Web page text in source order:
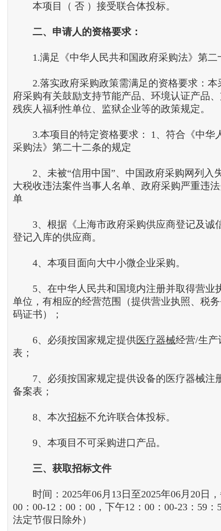
本项目（ 否 ）接受联合体投标。
二、 申请人的资格要求 ：
1.满足《中华人民共和国政府采购法》第二
2.落实政府采购政策需满足的资格要求：本
府采购有关鼓励支持节能产品、环境认证产品
残疾人福利性单位、监狱企业等的政策规定。
3.本项目的特定资格要求： 1、符合《中华
采购法》第二十二条的规定
2、未被“信用中国”、中国政府采购网列入
大税收违法案件当事人名单、政府采购严重违
单
3、根据《上海市政府采购供应商登记及诚
登记入库的供应商。
4、本项目面向大中小微企业采购。
5、在中华人民共和国境内注册并取得营业
单位，有相应的经营范围（提供营业执照、税
码证书）；
6、必须按国家规定提供医疗器械经营/生产
表；
7、必须按国家规定提供设备的医疗器械注
备案表；
8、本次招标不允许联合体投标。
9、本项目不可采购进口产品。
三、 获取招标文件
时间：2025年06月13日至2025年06月20日
00：00-12：00：00，下午12：00：00-23：59
法定节假日除外）